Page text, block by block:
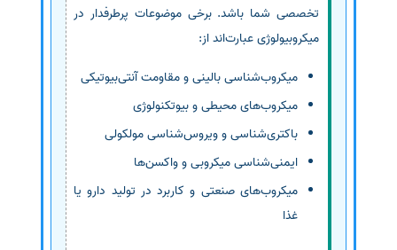
تخصصی شما باشد. برخی موضوعات پرطرفدار در
میکروبیولوژی عبارت‌اند از:
میکروب‌شناسی بالینی و مقاومت آنتی‌بیوتیکی
میکروب‌های محیطی و بیوتکنولوژی
باکتری‌شناسی و ویروس‌شناسی مولکولی
ایمنی‌شناسی میکروبی و واکسن‌ها
میکروب‌های صنعتی و کاربرد در تولید دارو یا
غذا